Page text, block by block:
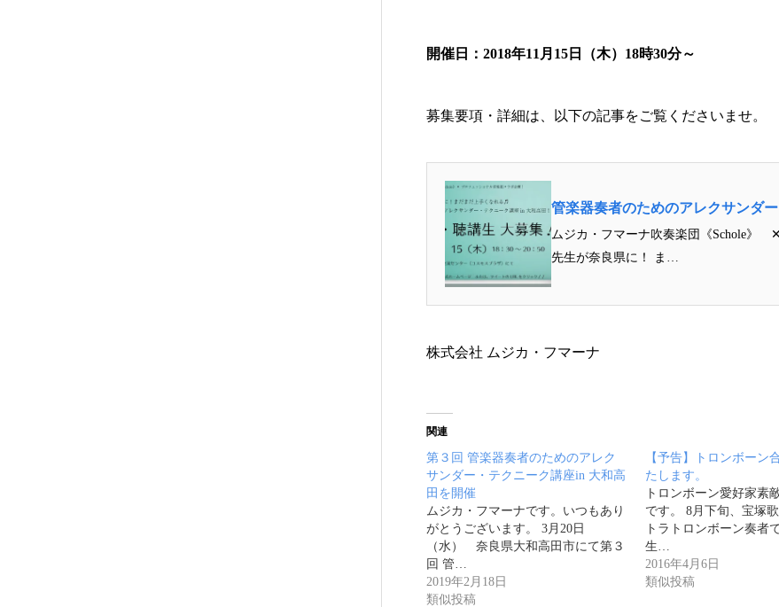
開催日：2018年11月15日（木）18時30分～
募集要項・詳細は、以下の記事をご覧くださいませ。
管楽器奏者のためのアレクサンダ
ムジカ・フマーナ吹奏楽団《Schole》
先生が奈良県に！ ま…
株式会社 ムジカ・フマーナ
関連
第３回 管楽器奏者のためのアレク
サンダー・テクニーク講座in 大和高
田を開催
ムジカ・フマーナです。いつもあり
がとうございます。 3月20日
（水） 奈良県大和高田市にて第３
回 管…
2019年2月18日
類似投稿
【予告】トロンボーン
たします。
トロンボーン愛好家素
です。 8月下旬、宝塚
トラトロンボーン奏者
生…
2016年4月6日
類似投稿